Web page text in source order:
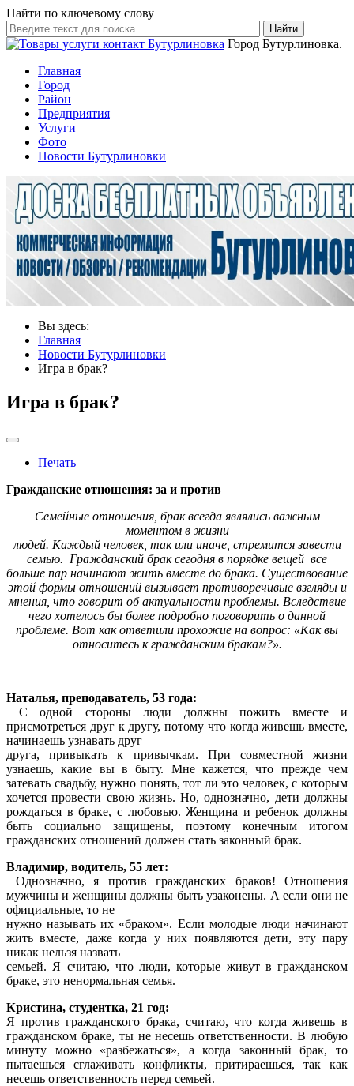
Найти по ключевому слову
Найти
Город Бутурлиновка.
Главная
Город
Район
Предприятия
Услуги
Фото
Новости Бутурлиновки
Вы здесь:
Главная
Новости Бутурлиновки
Игра в брак?
Игра в брак?
Печать
Гражданские отношения: за и против
Семейные отношения, брак всегда являлись важным
моментом в жизни
людей. Каждый человек, так или иначе, стремится завести
семью. Гражданский брак сегодня в порядке вещей все
больше пар начинают жить вместе до брака. Существование
этой формы отношений вызывает противоречивые взгляды и
мнения, что говорит об актуальности проблемы. Вследствие
чего хотелось бы более подробно поговорить о данной
проблеме. Вот как ответили прохожие на вопрос: «Как вы
относитесь к гражданским бракам?».
Наталья, преподаватель, 53 года:
С одной стороны люди должны пожить вместе и
присмотреться друг к другу, потому что когда живешь вместе,
начинаешь узнавать друг
друга, привыкать к привычкам. При совместной жизни
узнаешь, какие вы в быту. Мне кажется, что прежде чем
затевать свадьбу, нужно понять, тот ли это человек, с которым
хочется провести свою жизнь. Но, однозначно, дети должны
рождаться в браке, с любовью. Женщина и ребенок должны
быть социально защищены, поэтому конечным итогом
гражданских отношений должен стать законный брак.
Владимир, водитель, 55 лет:
Однозначно, я против гражданских браков! Отношения
мужчины и женщины должны быть узаконены. А если они не
официальные, то не
нужно называть их «браком». Если молодые люди начинают
жить вместе, даже когда у них появляются дети, эту пару
никак нельзя назвать
семьей. Я считаю, что люди, которые живут в гражданском
браке, это ненормальная семья.
Кристина, студентка, 21 год:
Я против гражданского брака, считаю, что когда живешь в
гражданском браке, ты не несешь ответственности. В любую
минуту можно «разбежаться», а когда законный брак, то
пытаешься сглаживать конфликты, притираешься, так как
несешь ответственность перед семьей.